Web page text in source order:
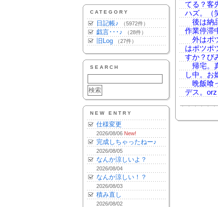
CATEGORY
日記帳♪ （5972件）
戯言･･･♪ （28件）
旧Log （27件）
SEARCH
NEW ENTRY
仕様変更
2026/08/06 New!
完成しちゃったねー♪
2026/08/05
なんか涼しいよ？
2026/08/04
なんか涼しい！？
2026/08/03
積み直し
2026/08/02
てる？客
ハズ。（
後は納
作業停滞
外はポ
はポツポ
すか？び
帰宅。
し中。お
晩飯喰
デス。orz